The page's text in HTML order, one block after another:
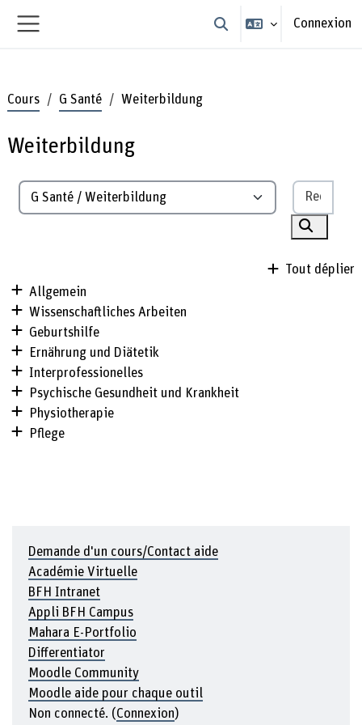
Activer/désactiver la
Connexion
Cours G Santé Weiterbildung
Weiterbildung
Catégories de cours
Tout déplier
Allgemein
Wissenschaftliches Arbeiten
Geburtshilfe
Ernährung und Diätetik
Interprofessionelles
Psychische Gesundheit und Krankheit
Physiotherapie
Pflege
Demande d'un cours/Contact aide
Académie Virtuelle
BFH Intranet
Appli BFH Campus
Mahara E-Portfolio
Differentiator
Moodle Community
Moodle aide pour chaque outil
Non connecté. (Connexion)